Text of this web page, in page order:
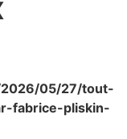
05/27/tout-
fabrice-pliskin-